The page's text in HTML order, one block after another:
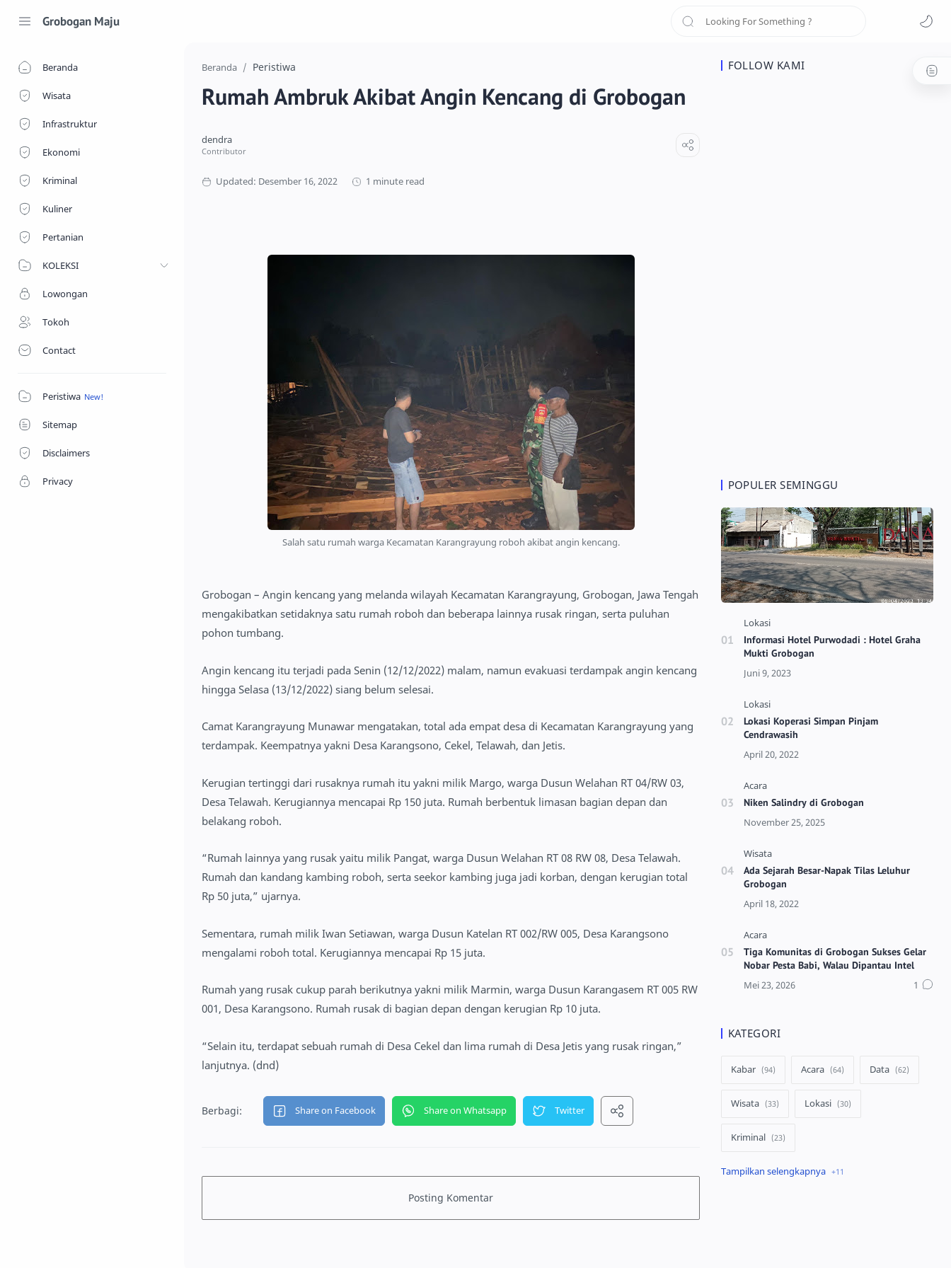
Grobogan Maju
Beranda
Wisata
Infrastruktur
Ekonomi
Kriminal
Kuliner
Pertanian
KOLEKSI
Lowongan
Tokoh
Contact
Peristiwa
Sitemap
Disclaimers
Privacy
Beranda Peristiwa
Rumah Ambruk Akibat Angin Kencang di Grobogan
1 minute read
Salah satu rumah warga Kecamatan Karangrayung roboh akibat angin kencang.
Grobogan – Angin kencang yang melanda wilayah Kecamatan Karangrayung, Grobogan, Jawa Tengah
mengakibatkan setidaknya satu rumah roboh dan beberapa lainnya rusak ringan, serta puluhan
pohon tumbang.
Angin kencang itu terjadi pada Senin (12/12/2022) malam, namun evakuasi terdampak angin kencang
hingga Selasa (13/12/2022) siang belum selesai.
Camat Karangrayung Munawar mengatakan, total ada empat desa di Kecamatan Karangrayung yang
terdampak. Keempatnya yakni Desa Karangsono, Cekel, Telawah, dan Jetis.
Kerugian tertinggi dari rusaknya rumah itu yakni milik Margo, warga Dusun Welahan RT 04/RW 03,
Desa Telawah. Kerugiannya mencapai Rp 150 juta. Rumah berbentuk limasan bagian depan dan
belakang roboh.
“Rumah lainnya yang rusak yaitu milik Pangat, warga Dusun Welahan RT 08 RW 08, Desa Telawah.
Rumah dan kandang kambing roboh, serta seekor kambing juga jadi korban, dengan kerugian total
Rp 50 juta,” ujarnya.
Sementara, rumah milik Iwan Setiawan, warga Dusun Katelan RT 002/RW 005, Desa Karangsono
mengalami roboh total. Kerugiannya mencapai Rp 15 juta.
Rumah yang rusak cukup parah berikutnya yakni milik Marmin, warga Dusun Karangasem RT 005 RW
001, Desa Karangsono. Rumah rusak di bagian depan dengan kerugian Rp 10 juta.
“Selain itu, terdapat sebuah rumah di Desa Cekel dan lima rumah di Desa Jetis yang rusak ringan,”
lanjutnya. (dnd)
FOLLOW KAMI
POPULER SEMINGGU
Informasi Hotel Purwodadi : Hotel Graha
Mukti Grobogan
Lokasi Koperasi Simpan Pinjam
Cendrawasih
Niken Salindry di Grobogan
Ada Sejarah Besar-Napak Tilas Leluhur
Grobogan
Tiga Komunitas di Grobogan Sukses Gelar
Nobar Pesta Babi, Walau Dipantau Intel
KATEGORI
Kabar Acara Data
Wisata Lokasi
Kriminal
Peristiwa Kuliner